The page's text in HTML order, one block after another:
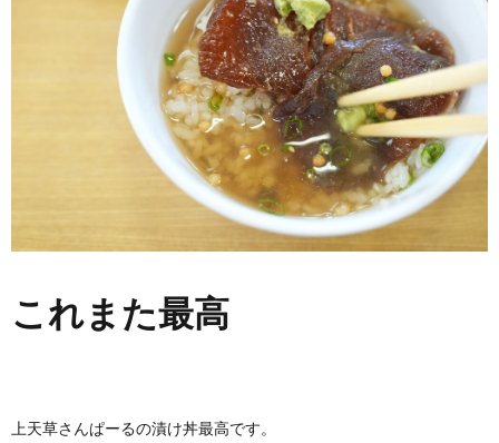
これまた最高
上天草さんぱーるの漬け丼最高です。